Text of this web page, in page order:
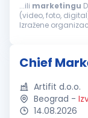
...ili marketingu
(video, foto,
Izražene
Chief
Artifit d.o.o.
Beograd -
14.08.2026